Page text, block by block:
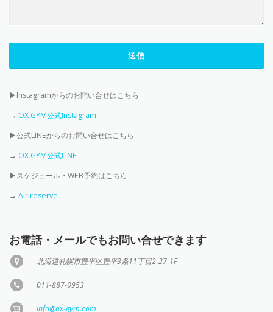
▶Instagramからのお問い合せはこちら
→ OX GYM公式Instagram
▶公式LINEからのお問い合せはこちら
→ OX GYM公式LINE
▶スケジュール・WEB予約はこちら
→ Air reserve
お電話・メールでもお問い合せできます
北海道札幌市豊平区豊平3条11丁目2-27-1F
011-887-0953
info@ox-gym.com